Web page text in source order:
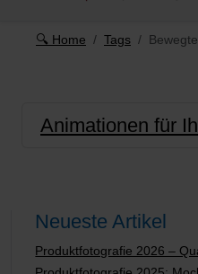
🔍 Home Tags
Animationen für
Neueste Artikel
Produktfotografie 2026 –